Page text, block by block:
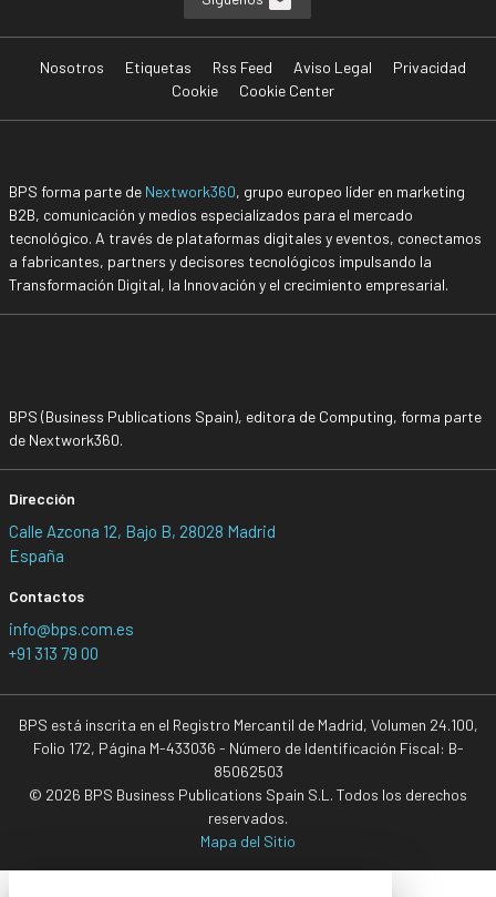
Nosotros Etiquetas Rss Feed Aviso Legal
Privacidad
Cookie
Cookie Center
BPS forma parte de Nextwork360, grupo europeo líder en marketing
B2B, comunicación y medios especializados para el mercado
tecnológico. A través de plataformas digitales y eventos, conectamos
a fabricantes, partners y decisores tecnológicos impulsando la
Transformación Digital, la Innovación y el crecimiento empresarial.
BPS (Business Publications Spain), editora de Computing, forma parte
de Nextwork360.
Dirección
Calle Azcona 12, Bajo B, 28028 Madrid
España
Contactos
info@bps.com.es
+91 313 79 00
BPS está inscrita en el Registro Mercantil de Madrid, Volumen 24.100,
Folio 172, Página M-433036 - Número de Identificación Fiscal: B-
85062503
© 2026 BPS Business Publications Spain S.L. Todos los derechos
reservados.
Mapa del Sitio